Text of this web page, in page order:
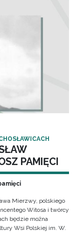
PAMIĘCI
Mierzwy, polskiego
Witosa i twórcy
będzie można
Wsi Polskiej im. W.